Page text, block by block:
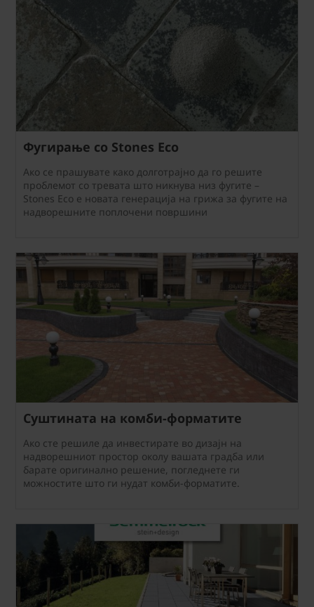
Фугирање со Stones Eco
Ако се прашувате како долготрајно да го решите
проблемот со тревата што никнува низ фугите –
Stones Eco е новата генерација на грижа за фугите на
надворешните поплочени површини
Суштината на комби-форматите
Ако сте решиле да инвестирате во дизајн на
надворешниот простор околу вашата градба или
барате оригинално решение, погледнете ги
можностите што ги нудат комби-форматите.